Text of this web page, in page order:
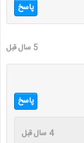
پاسخ
5 سال قبل
پاسخ
4 سال قبل